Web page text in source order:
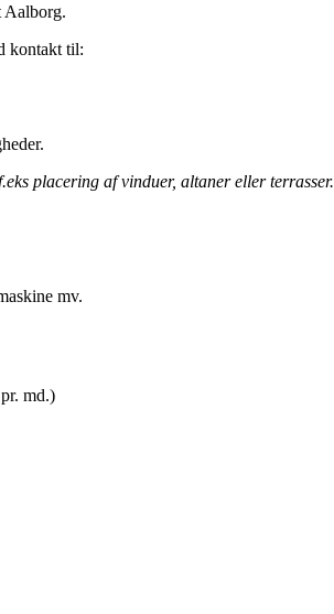
Aalborg.
kontakt til:
placering af vinduer, altaner eller terrasser.
mv.
md.)